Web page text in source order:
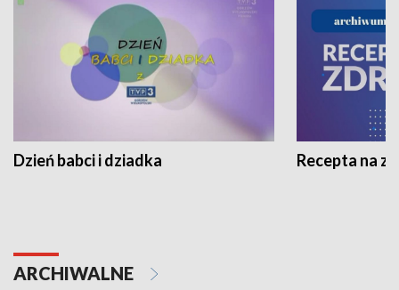
Dzień babci i dziadka Recepta na
ARCHIWALNE